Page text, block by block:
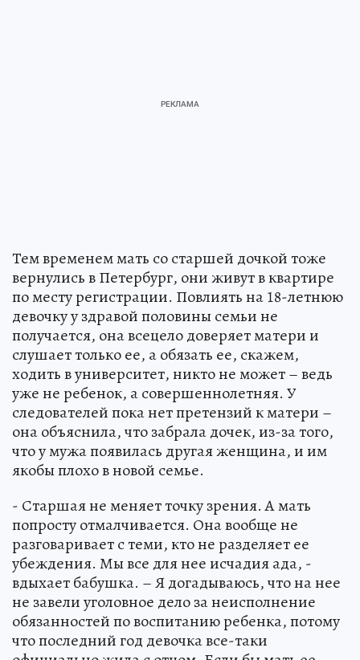
Тем временем мать со старшей дочкой тоже
вернулись в Петербург, они живут в квартире
по месту регистрации. Повлиять на 18-летнюю
девочку у здравой половины семьи не
получается, она всецело доверяет матери и
слушает только ее, а обязать ее, скажем,
ходить в университет, никто не может – ведь
уже не ребенок, а совершеннолетняя. У
следователей пока нет претензий к матери –
она объяснила, что забрала дочек, из-за того,
что у мужа появилась другая женщина, и им
якобы плохо в новой семье.
- Старшая не меняет точку зрения. А мать
попросту отмалчивается. Она вообще не
разговаривает с теми, кто не разделяет ее
убеждения. Мы все для нее исчадия ада, -
вдыхает бабушка. – Я догадываюсь, что на нее
не завели уголовное дело за неисполнение
обязанностей по воспитанию ребенка, потому
что последний год девочка все-таки